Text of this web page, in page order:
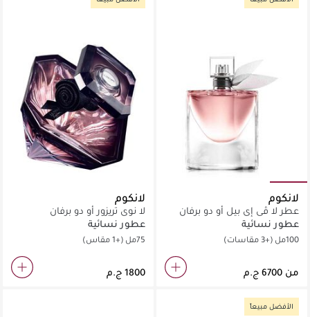
لانكوم
عطر لا ڤي إي بيل أو دو برفان
عطور نسائية
100مل (+3 مقاسات)
من
لانكوم
لا نوي تريزور أو دو برفان
عطور نسائية
75مل (+1 مقاس)
الأفضل مبيعاً